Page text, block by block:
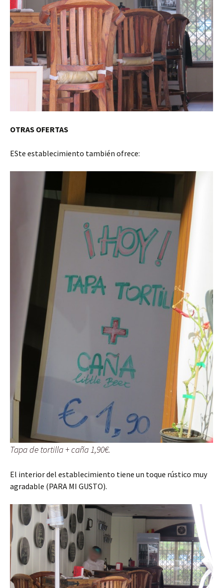
OTRAS OFERTAS
ESte establecimiento también ofrece:
Tapa de tortilla + caña 1,90€.
El interior del establecimiento tiene un toque rústico muy
agradable (PARA MI GUSTO).